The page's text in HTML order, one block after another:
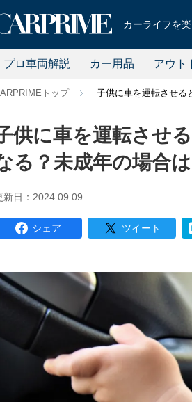
カーライフを
プロ車両解説 カー用品 アウト
トップ 子供に車を運転させる
供に車を運転させ
る？未成年の場合は
新日：2024.09.09
シェア ツイート